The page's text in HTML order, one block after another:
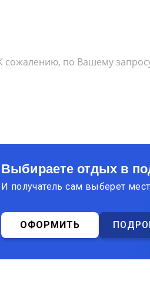
сожалению, по Вашему
Выбираете отдых в
И получатель сам выберет
ОФОРМИТЬ